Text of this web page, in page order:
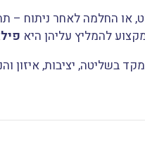
או החלמה לאחר ניתוח –
להמליץ עליהן היא
בשליטה, יציבות,